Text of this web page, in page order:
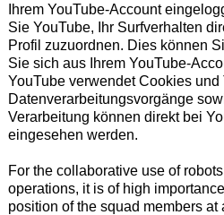
Ihrem YouTube-Account
Sie YouTube, Ihr Surfverhalten
Profil zuzuordnen. Dies können
Sie sich aus Ihrem YouTube-
YouTube verwendet Cookies und
Datenverarbeitungsvorgänge
Verarbeitung können direkt bei
eingesehen werden.
For the collaborative use of
operations, it is of high
position of the squad members at